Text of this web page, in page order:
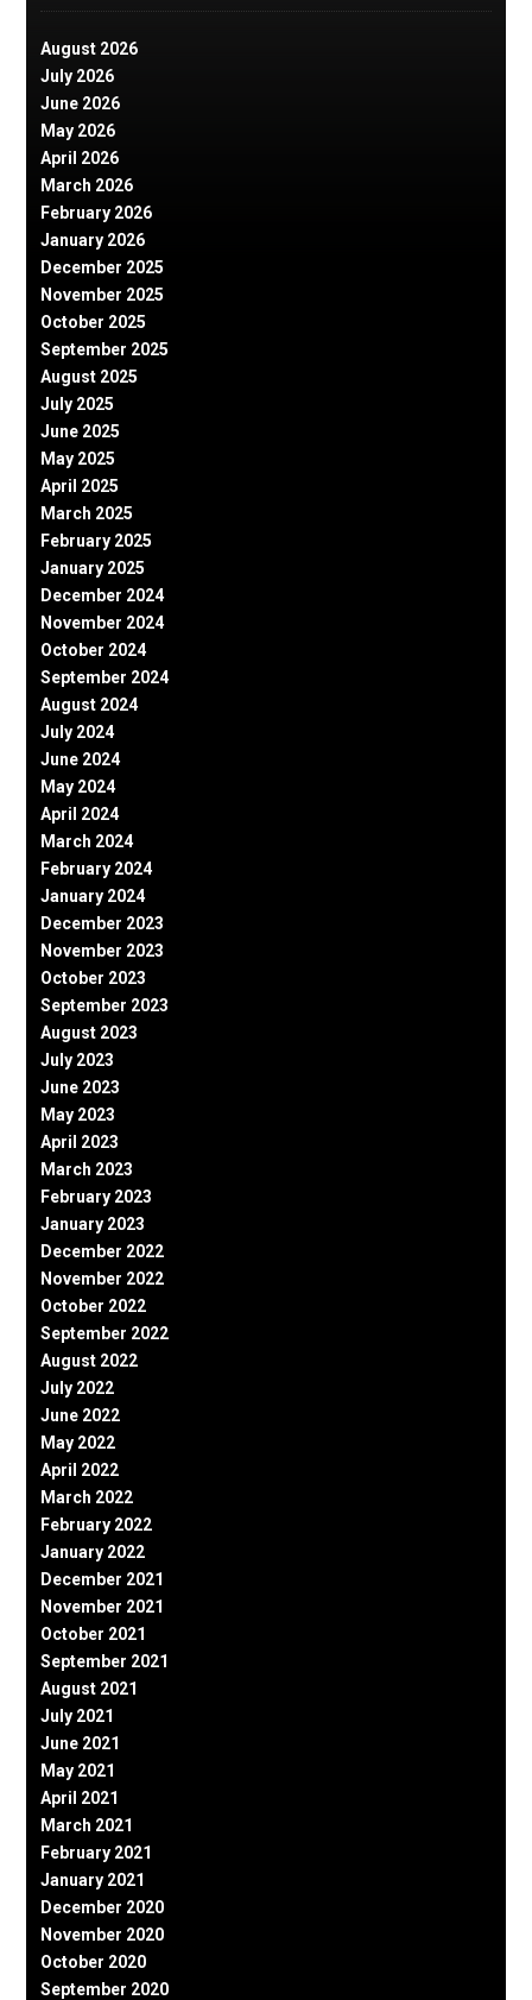
August 2026
July 2026
June 2026
May 2026
April 2026
March 2026
February 2026
January 2026
December 2025
November 2025
October 2025
September 2025
August 2025
July 2025
June 2025
May 2025
April 2025
March 2025
February 2025
January 2025
December 2024
November 2024
October 2024
September 2024
August 2024
July 2024
June 2024
May 2024
April 2024
March 2024
February 2024
January 2024
December 2023
November 2023
October 2023
September 2023
August 2023
July 2023
June 2023
May 2023
April 2023
March 2023
February 2023
January 2023
December 2022
November 2022
October 2022
September 2022
August 2022
July 2022
June 2022
May 2022
April 2022
March 2022
February 2022
January 2022
December 2021
November 2021
October 2021
September 2021
August 2021
July 2021
June 2021
May 2021
April 2021
March 2021
February 2021
January 2021
December 2020
November 2020
October 2020
September 2020